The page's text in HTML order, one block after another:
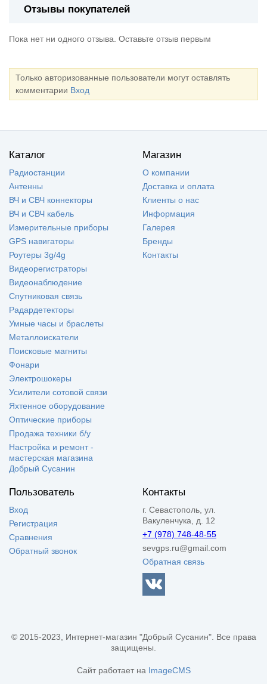
Отзывы покупателей
Пока нет ни одного отзыва. Оставьте отзыв первым
Только авторизованные пользователи могут оставлять
комментарии Вход
Каталог
Радиостанции
Антенны
ВЧ и СВЧ коннекторы
ВЧ и СВЧ кабель
Измерительные приборы
GPS навигаторы
Роутеры 3g/4g
Видеорегистраторы
Видеонаблюдение
Спутниковая связь
Радардетекторы
Умные часы и браслеты
Металлоискатели
Поисковые магниты
Фонари
Электрошокеры
Усилители сотовой связи
Яхтенное оборудование
Оптические приборы
Продажа техники б/у
Настройка и ремонт -
мастерская магазина
Добрый Сусанин
Магазин
О компании
Доставка и оплата
Клиенты о нас
Информация
Галерея
Бренды
Контакты
Пользователь
Вход
Регистрация
Сравнения
Обратный звонок
Контакты
г. Севастополь, ул.
Вакуленчука, д. 12
+7 (978) 748-48-55
sevgps.ru@gmail.com
Обратная связь
© 2015-2023, Интернет-магазин "Добрый Сусанин". Все права
защищены.
Сайт работает на ImageCMS